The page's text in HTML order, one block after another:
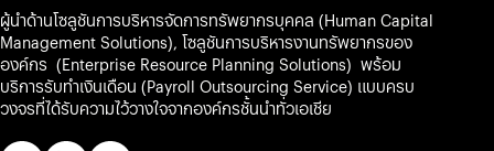
ผู้นำด้านโซลูชันการบริหารจัดการทรัพยากรบุคคล (Human Capital
Management Solutions), โซลูชันการบริหารงานทรัพยากรของ
องค์กร (Enterprise Resource Planning Solutions) พร้อม
บริการรับทำเงินเดือน (Payroll Outsourcing Service) แบบครบ
วงจรที่ได้รับความไว้วางใจจากองค์กรชั้นนำทั่วเอเชีย